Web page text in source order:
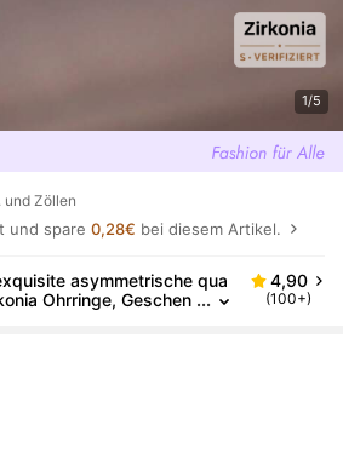
1/5
und Zöllen
und spare0,28€ bei diesem Artikel.
asymmetrische qua
Ohrringe, Geschen
4,90
(100+)